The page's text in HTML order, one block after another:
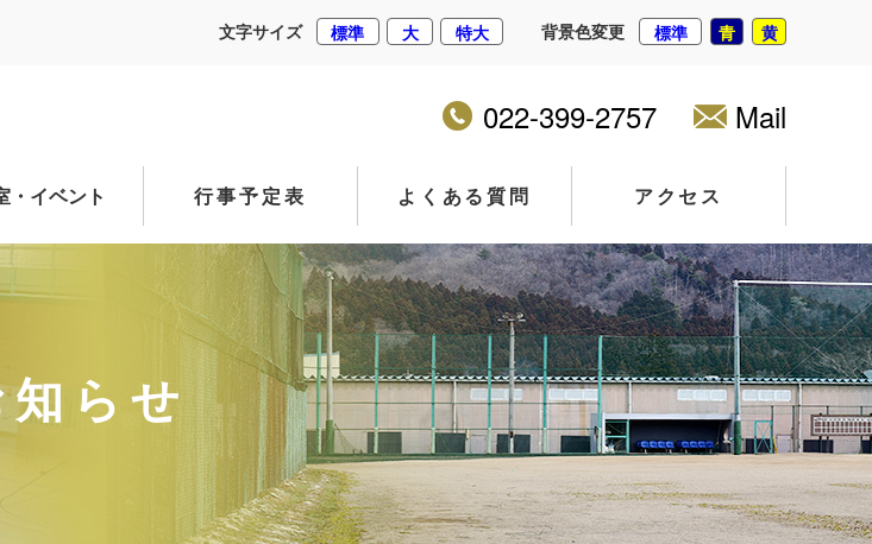
背景色変更 標準 青 黄
文字サイズ 標準 大 特大
022-399-2757 Mail
・イベント 行事予定表 よくある質問 アクセス
らせ